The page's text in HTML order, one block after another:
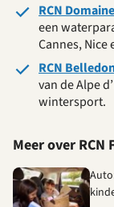
RCN
een
Cannes, Nice
RCN
van de Alpe
wintersport.
Meer over RCN